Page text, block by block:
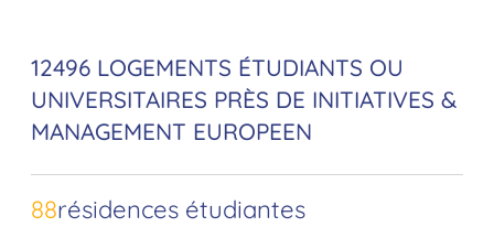
12496 LOGEMENTS ÉTUDIANTS OU
UNIVERSITAIRES PRÈS DE INITIATIVES &
MANAGEMENT EUROPEEN
88résidences étudiantes